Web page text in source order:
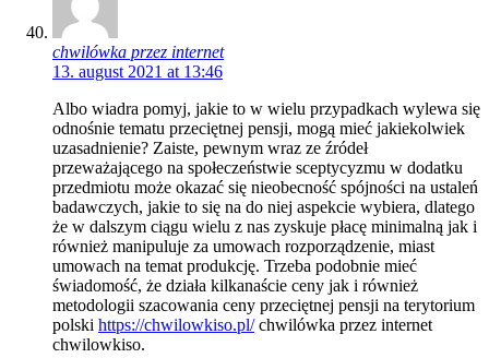
chwilówka przez internet
13. august 2021 at 13:46
Albo wiadra pomyj, jakie to w wielu przypadkach wylewa się
odnośnie tematu przeciętnej pensji, mogą mieć jakiekolwiek
uzasadnienie? Zaiste, pewnym wraz ze źródeł
przeważającego na społeczeństwie sceptycyzmu w dodatku
przedmiotu może okazać się nieobecność spójności na ustaleń
badawczych, jakie to się na do niej aspekcie wybiera, dlatego
że w dalszym ciągu wielu z nas zyskuje płacę minimalną jak i
również manipuluje za umowach rozporządzenie, miast
umowach na temat produkcję. Trzeba podobnie mieć
świadomość, że działa kilkanaście ceny jak i również
metodologii szacowania ceny przeciętnej pensji na terytorium
polski https://chwilowkiso.pl/chwilówka przez internet
chwilowkiso.